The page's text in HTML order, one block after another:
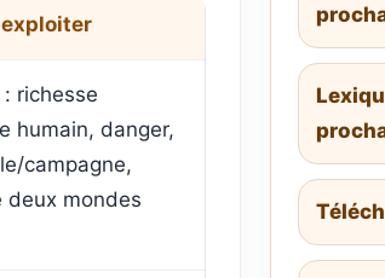
exploiter
richesse
humain, danger,
campagne,
deux mondes